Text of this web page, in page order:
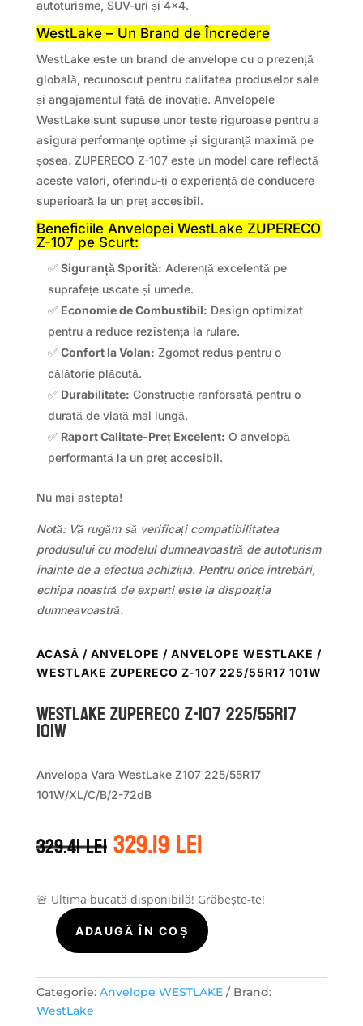
autoturisme, SUV-uri și 4×4.
WestLake – Un Brand de Încredere
WestLake este un brand de anvelope cu o prezență
globală, recunoscut pentru calitatea produselor sale
și angajamentul față de inovație. Anvelopele
WestLake sunt supuse unor teste riguroase pentru a
asigura performanțe optime și siguranță maximă pe
șosea. ZUPERECO Z-107 este un model care reflectă
aceste valori, oferindu-ți o experiență de conducere
superioară la un preț accesibil.
Beneficiile Anvelopei WestLake ZUPERECO
Z-107 pe Scurt:
✅ Siguranță Sporită: Aderență excelentă pe
suprafețe uscate și umede.
✅ Economie de Combustibil: Design optimizat
pentru a reduce rezistența la rulare.
✅ Confort la Volan: Zgomot redus pentru o
călătorie plăcută.
✅ Durabilitate: Construcție ranforsată pentru o
durată de viață mai lungă.
✅ Raport Calitate-Preț Excelent: O anvelopă
performantă la un preț accesibil.
Nu mai astepta!
Notă: Vă rugăm să verificați compatibilitatea
produsului cu modelul dumneavoastră de autoturism
înainte de a efectua achiziția. Pentru orice întrebări,
echipa noastră de experți este la dispoziția
dumneavoastră.
ACASĂ / ANVELOPE / ANVELOPE WESTLAKE /
WESTLAKE ZUPERECO Z-107 225/55R17 101W
WestLake ZUPERECO Z-107 225/55R17
101W
Anvelopa Vara WestLake Z107 225/55R17
101W/XL/C/B/2-72dB
329.41leiPrețul
inițial
fost:
329.41 lei.
329.19leiPrețul
curent
329.19 lei.
🚨 Ultima bucată disponibilă! Grăbește-te!
Cantitate
WestLake
ZUPERECO
Z-
107
ADAUGĂ ÎN COȘ
Categorie: Anvelope WESTLAKE
Brand:
WestLake